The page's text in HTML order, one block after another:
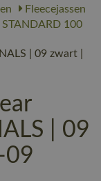
Fleecejassen
100
| 09 zwart |
| 09
09